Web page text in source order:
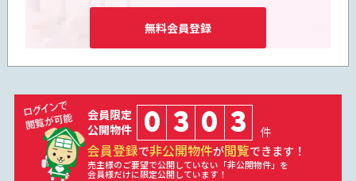
無料会員登録
会員限定
公開物件
0 3 0 3 件
会員登録で非公開物件が閲覧できます！
売主様のご要望で公開していない「非公開物件」を
会員様だけに限定公開しています！